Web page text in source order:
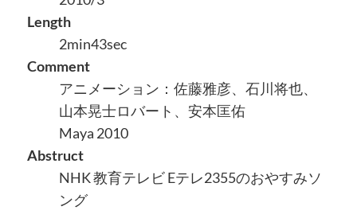
Length
2min43sec
Comment
アニメーション：佐藤雅彦、石川将也、
山本晃士ロバート、安本匡佑
Maya 2010
Abstruct
NHK 教育テレビ Eテレ2355のおやすみソ
ング